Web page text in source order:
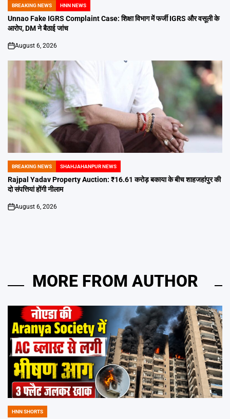
POSTED
IN
BREAKING NEWS HNN NEWS
Unnao Fake IGRS Complaint Case: शिक्षा विभाग में फर्जी IGRS और वसूली के
आरोप, DM ने बैठाई जांच
on
August 6, 2026
POSTED
IN
BREAKING NEWS SHAHJAHANPUR NEWS
Rajpal Yadav Property Auction: ₹16.61 करोड़ बकाया के बीच शाहजहांपुर की
दो संपत्तियां होंगी नीलाम
on
August 6, 2026
MORE FROM AUTHOR
POSTED
HNN SHORTS